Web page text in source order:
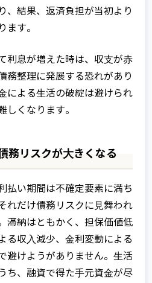
、結果、返済負担が当初より
ます。
利息が増えた時は、収⽀が⾚
務整理に発展する恐れがあり
による⽣活の破綻は避けられ
しくなります。
務リスクが⼤きくなる
払い期間は不確定要素に満ち
れだけ債務リスクに⾒舞われ
滞納はともかく、担保価値低
る収⼊減少、⾦利変動による
避けようがありません。⽣活
ち、融資で得た⼿元資⾦が尽